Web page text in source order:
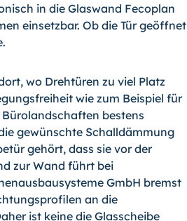
in die Glaswand Fecoplan
einsetzbar. Ob die Tür geöffnet
wo Drehtüren zu viel Platz
wie zum Beispiel für
Bürolandschaften bestens
gewünschte Schalldämmung
gehört, dass sie vor der
zur Wand führt bei
GmbH bremst
an die
ist keine die Glasscheibe